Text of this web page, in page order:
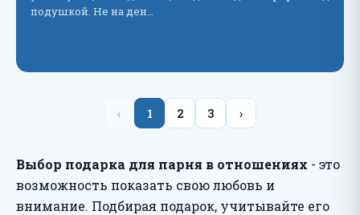
подушкой. Не на ден…
‹ 1 2 3 ›
Выбор подарка для парня в отношениях - это
возможность показать свою любовь и
внимание. Подбирая подарок, учитывайте его